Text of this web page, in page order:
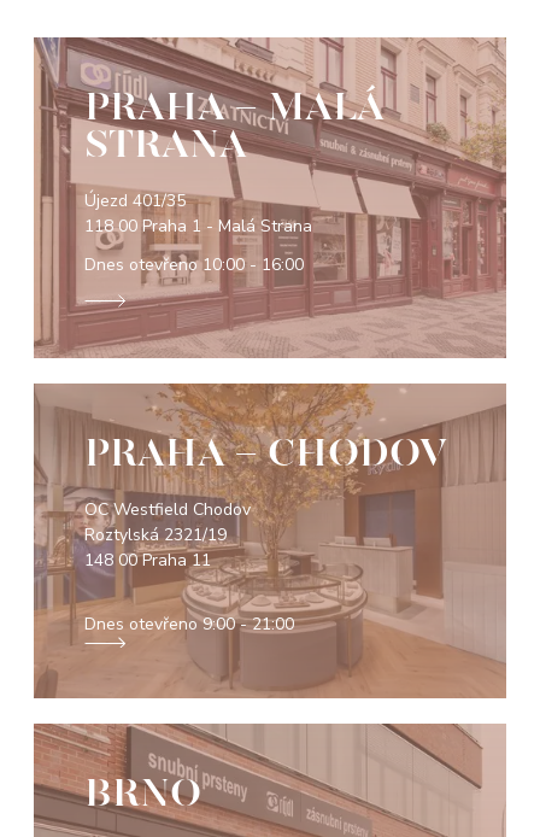
PRAHA - MALÁ
STRANA
Újezd 401/35
118 00 Praha 1 - Malá Strana
Dnes otevřeno10:00 - 16:00
PRAHA - CHODOV
OC Westfield Chodov
Roztylská 2321/19
148 00 Praha 11
Dnes otevřeno9:00 - 21:00
BRNO